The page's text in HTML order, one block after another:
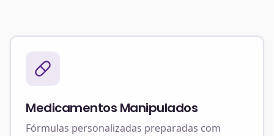
Medicamentos Manipulados
Fórmulas personalizadas preparadas com